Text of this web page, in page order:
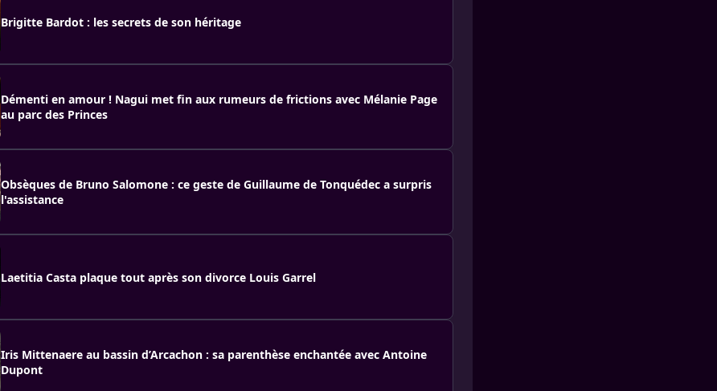
Brigitte Bardot : les secrets de son héritage
Démenti en amour ! Nagui met fin aux rumeurs de frictions avec Mélanie Page
au parc des Princes
Obsèques de Bruno Salomone : ce geste de Guillaume de Tonquédec a surpris
l'assistance
Laetitia Casta plaque tout après son divorce Louis Garrel
Iris Mittenaere au bassin d’Arcachon : sa parenthèse enchantée avec Antoine
Dupont